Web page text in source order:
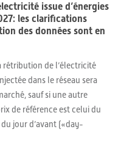
issue d’énergies
les clarifications
des données sont en
rétribution de l’électricité
dans le réseau sera
sauf si une autre
de référence est celui du
jour d’avant («day-